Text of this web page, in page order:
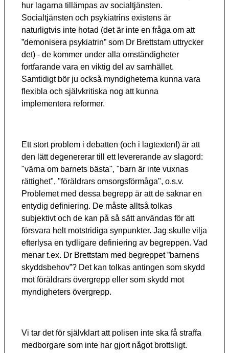
hur lagarna tillämpas av socialtjänsten.
Socialtjänsten och psykiatrins existens är
naturligtvis inte hotad (det är inte en fråga om att
”demonisera psykiatrin” som Dr Brettstam uttrycker
det) - de kommer under alla omständigheter
fortfarande vara en viktig del av samhället.
Samtidigt bör ju också myndigheterna kunna vara
flexibla och självkritiska nog att kunna
implementera reformer.
Ett stort problem i debatten (och i lagtexten!) är att
den lätt degenererar till ett levererande av slagord:
"värna om barnets bästa", "barn är inte vuxnas
rättighet", "föräldrars omsorgsförmåga", o.s.v.
Problemet med dessa begrepp är att de saknar en
entydig definiering. De måste alltså tolkas
subjektivt och de kan på så sätt användas för att
försvara helt motstridiga synpunkter. Jag skulle vilja
efterlysa en tydligare definiering av begreppen. Vad
menar t.ex. Dr Brettstam med begreppet ”barnens
skyddsbehov”? Det kan tolkas antingen som skydd
mot föräldrars övergrepp eller som skydd mot
myndigheters övergrepp.
Vi tar det för självklart att polisen inte ska få straffa
medborgare som inte har gjort något brottsligt.